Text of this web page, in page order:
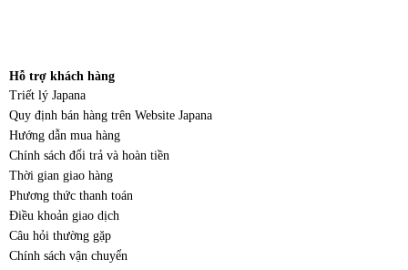
Hỗ trợ khách hàng
Triết lý Japana
Quy định bán hàng trên Website Japana
Hướng dẫn mua hàng
Chính sách đổi trả và hoàn tiền
Thời gian giao hàng
Phương thức thanh toán
Điều khoản giao dịch
Câu hỏi thường gặp
Chính sách vận chuyển